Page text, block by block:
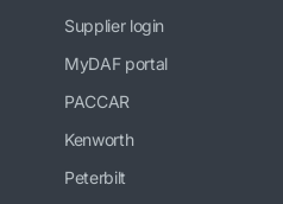
Supplier login
MyDAF portal
PACCAR
Kenworth
Peterbilt